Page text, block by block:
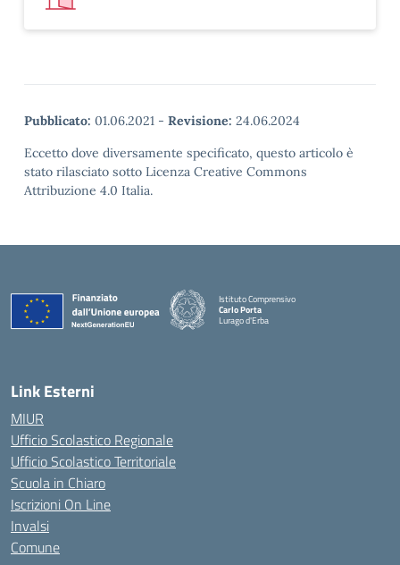
Pubblicato: 01.06.2021 - Revisione: 24.06.2024
Eccetto dove diversamente specificato, questo articolo è
stato rilasciato sotto Licenza Creative Commons
Attribuzione 4.0 Italia.
Istituto Comprensivo
Carlo Porta
Lurago d'Erba
— Visita la pagina iniziale della scuola
Link Esterni
MIUR
Ufficio Scolastico Regionale
Ufficio Scolastico Territoriale
Scuola in Chiaro
Iscrizioni On Line
Invalsi
Comune